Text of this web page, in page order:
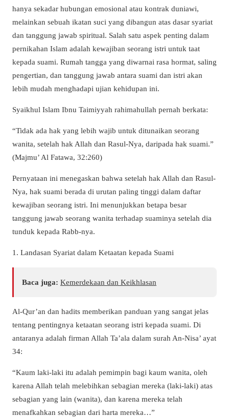
hanya sekadar hubungan emosional atau kontrak duniawi,
melainkan sebuah ikatan suci yang dibangun atas dasar syariat
dan tanggung jawab spiritual. Salah satu aspek penting dalam
pernikahan Islam adalah kewajiban seorang istri untuk taat
kepada suami. Rumah tangga yang diwarnai rasa hormat, saling
pengertian, dan tanggung jawab antara suami dan istri akan
lebih mudah menghadapi ujian kehidupan ini.
Syaikhul Islam Ibnu Taimiyyah rahimahullah pernah berkata:
“Tidak ada hak yang lebih wajib untuk ditunaikan seorang
wanita, setelah hak Allah dan Rasul-Nya, daripada hak suami.”
(Majmu’ Al Fatawa, 32:260)
Pernyataan ini menegaskan bahwa setelah hak Allah dan Rasul-
Nya, hak suami berada di urutan paling tinggi dalam daftar
kewajiban seorang istri. Ini menunjukkan betapa besar
tanggung jawab seorang wanita terhadap suaminya setelah dia
tunduk kepada Rabb-nya.
1. Landasan Syariat dalam Ketaatan kepada Suami
Baca juga: Kemerdekaan dan Keikhlasan
Al-Qur’an dan hadits memberikan panduan yang sangat jelas
tentang pentingnya ketaatan seorang istri kepada suami. Di
antaranya adalah firman Allah Ta’ala dalam surah An-Nisa’ ayat
34:
“Kaum laki-laki itu adalah pemimpin bagi kaum wanita, oleh
karena Allah telah melebihkan sebagian mereka (laki-laki) atas
sebagian yang lain (wanita), dan karena mereka telah
menafkahkan sebagian dari harta mereka…”